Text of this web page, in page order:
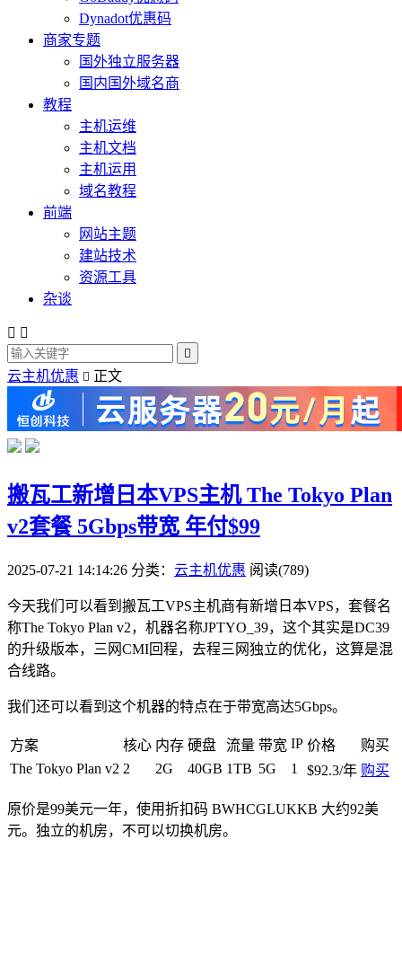
Dynadot优惠码
商家专题
国外独立服务器
国内国外域名商
教程
主机运维
主机文档
主机运用
域名教程
前端
网站主题
建站技术
资源工具
杂谈
 

云主机优惠  正文
搬瓦工新增日本VPS主机 The Tokyo Plan
v2套餐 5Gbps带宽 年付$99
2025-07-21 14:14:26 分类： 云主机优惠 阅读(789)
今天我们可以看到搬瓦工VPS主机商有新增日本VPS，套餐名
称The Tokyo Plan v2，机器名称JPTYO_39，这个其实是DC39
的升级版本，三网CMI回程，去程三网独立的优化，这算是混
合线路。
我们还可以看到这个机器的特点在于带宽高达5Gbps。
方案 核心 内存 硬盘 流量 带宽 IP 价格
购买
The Tokyo Plan v2 2 2G 40GB 1TB 5G 1 $92.3/年 购买
原价是99美元一年，使用折扣码 BWHCGLUKKB 大约92美
元。独立的机房，不可以切换机房。